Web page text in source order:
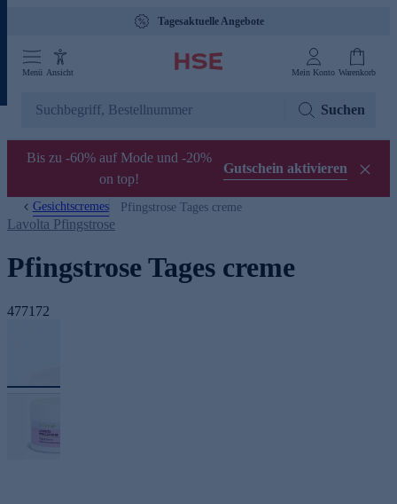
Tagesaktuelle Angebote
Menü Ansicht Mein Konto Warenkorb
Suchen
Bis zu -60% auf Mode und -20%
on top!
Gutschein aktivieren
Gesichtscremes Pfingstrose Tages creme
Lavolta Pfingstrose
Pfingstrose Tages creme
477172